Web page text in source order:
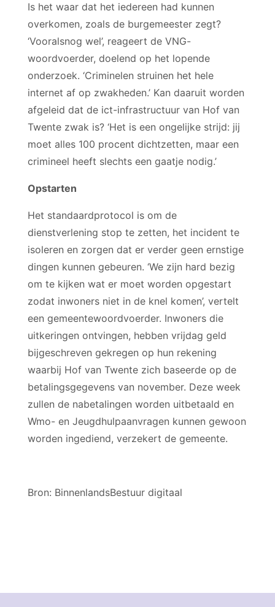
Is het waar dat het iedereen had kunnen
overkomen, zoals de burgemeester zegt?
‘Vooralsnog wel’, reageert de VNG-
woordvoerder, doelend op het lopende
onderzoek. ‘Criminelen struinen het hele
internet af op zwakheden.’ Kan daaruit worden
afgeleid dat de ict-infrastructuur van Hof van
Twente zwak is? ‘Het is een ongelijke strijd: jij
moet alles 100 procent dichtzetten, maar een
crimineel heeft slechts een gaatje nodig.’
Opstarten
Het standaardprotocol is om de
dienstverlening stop te zetten, het incident te
isoleren en zorgen dat er verder geen ernstige
dingen kunnen gebeuren. ‘We zijn hard bezig
om te kijken wat er moet worden opgestart
zodat inwoners niet in de knel komen’, vertelt
een gemeentewoordvoerder. Inwoners die
uitkeringen ontvingen, hebben vrijdag geld
bijgeschreven gekregen op hun rekening
waarbij Hof van Twente zich baseerde op de
betalingsgegevens van november. Deze week
zullen de nabetalingen worden uitbetaald en
Wmo- en Jeugdhulpaanvragen kunnen gewoon
worden ingediend, verzekert de gemeente.
Bron: BinnenlandsBestuur digitaal